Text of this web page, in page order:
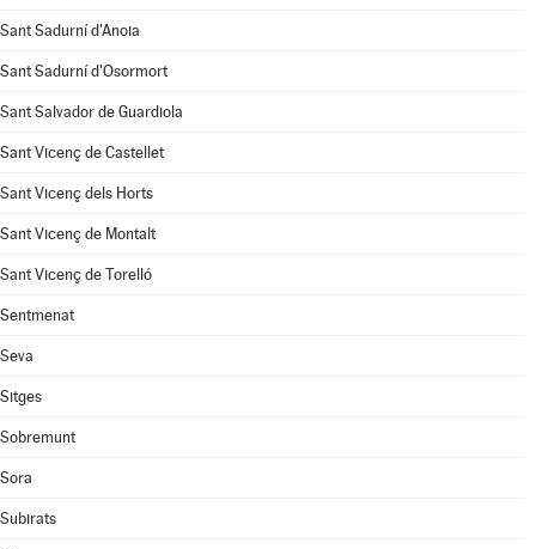
Sant Sadurní d'Anoia
Sant Sadurní d'Osormort
Sant Salvador de Guardiola
Sant Vicenç de Castellet
Sant Vicenç dels Horts
Sant Vicenç de Montalt
Sant Vicenç de Torelló
Sentmenat
Seva
Sitges
Sobremunt
Sora
Subirats